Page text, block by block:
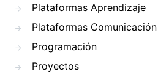
Plataformas Aprendizaje
Plataformas Comunicación
Programación
Proyectos